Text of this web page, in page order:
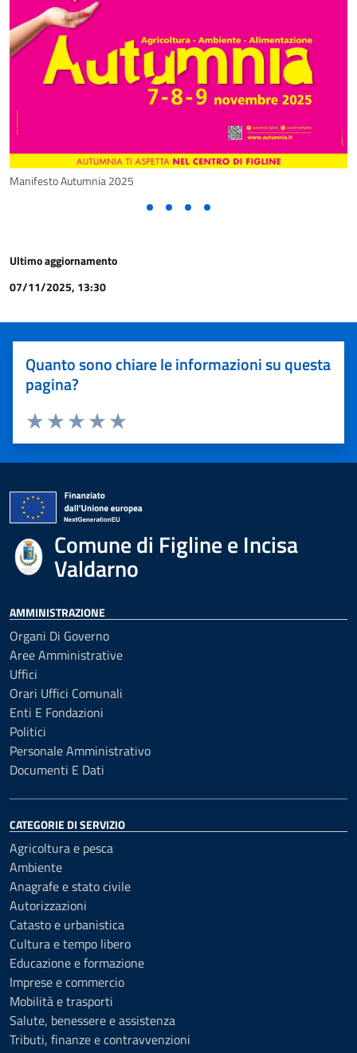
Manifesto Autumnia 2025
Ultimo aggiornamento
07/11/2025, 13:30
Quanto sono chiare le informazioni su questa
pagina?
Valuta 5 stelle su 5
Valuta 4 stelle su 5
Valuta 3 stelle su 5
Valuta 2 stelle su 5
Valuta 1 stelle su 5
Comune di Figline e Incisa
Valdarno
AMMINISTRAZIONE
Organi Di Governo
Aree Amministrative
Uffici
Orari Uffici Comunali
Enti E Fondazioni
Politici
Personale Amministrativo
Documenti E Dati
CATEGORIE DI SERVIZIO
Agricoltura e pesca
Ambiente
Anagrafe e stato civile
Autorizzazioni
Catasto e urbanistica
Cultura e tempo libero
Educazione e formazione
Imprese e commercio
Mobilità e trasporti
Salute, benessere e assistenza
Tributi, finanze e contravvenzioni